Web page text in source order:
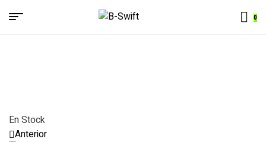
B-
0
Menu
En Stock
Anterior